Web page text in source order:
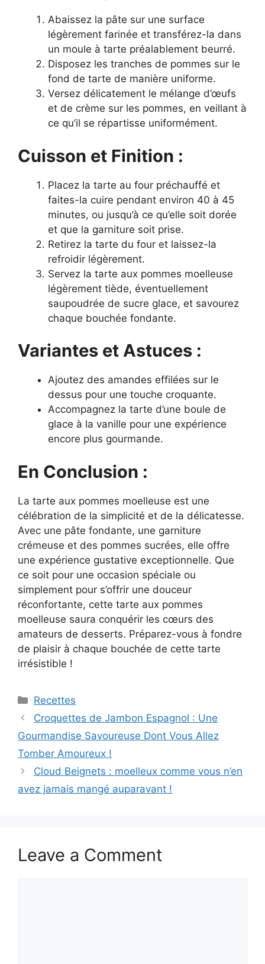
Abaissez la pâte sur une surface
légèrement farinée et transférez-la dans
un moule à tarte préalablement beurré.
Disposez les tranches de pommes sur le
fond de tarte de manière uniforme.
Versez délicatement le mélange d’œufs
et de crème sur les pommes, en veillant à
ce qu’il se répartisse uniformément.
Cuisson et Finition :
Placez la tarte au four préchauffé et
faites-la cuire pendant environ 40 à 45
minutes, ou jusqu’à ce qu’elle soit dorée
et que la garniture soit prise.
Retirez la tarte du four et laissez-la
refroidir légèrement.
Servez la tarte aux pommes moelleuse
légèrement tiède, éventuellement
saupoudrée de sucre glace, et savourez
chaque bouchée fondante.
Variantes et Astuces :
Ajoutez des amandes effilées sur le
dessus pour une touche croquante.
Accompagnez la tarte d’une boule de
glace à la vanille pour une expérience
encore plus gourmande.
En Conclusion :
La tarte aux pommes moelleuse est une
célébration de la simplicité et de la délicatesse.
Avec une pâte fondante, une garniture
crémeuse et des pommes sucrées, elle offre
une expérience gustative exceptionnelle. Que
ce soit pour une occasion spéciale ou
simplement pour s’offrir une douceur
réconfortante, cette tarte aux pommes
moelleuse saura conquérir les cœurs des
amateurs de desserts. Préparez-vous à fondre
de plaisir à chaque bouchée de cette tarte
irrésistible !
Categories
Recettes
Croquettes de Jambon Espagnol : Une
Gourmandise Savoureuse Dont Vous Allez
Tomber Amoureux !
Cloud Beignets : moelleux comme vous n’en
avez jamais mangé auparavant !
Leave a Comment